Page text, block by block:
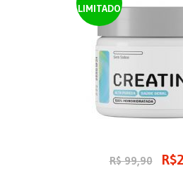
LIMITADO
R$ 99,90